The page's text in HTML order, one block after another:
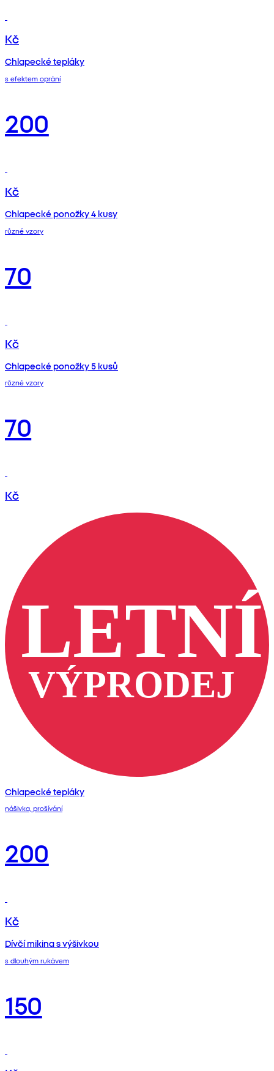
Kč
Chlapecké tepláky
s efektem oprání
200
Kč
Chlapecké ponožky 4 kusy
různé vzory
70
Kč
Chlapecké ponožky 5 kusů
různé vzory
70
Kč
Chlapecké tepláky
nášivka, prošívání
200
Kč
Dívčí mikina s výšivkou
s dlouhým rukávem
150